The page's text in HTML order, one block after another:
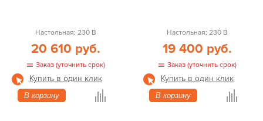
Настольная; 230 В
20 610 руб.
Заказ (уточнить срок)
Купить в один клик
В корзину
Настольная; 230 В
19 400 руб.
Заказ (уточнить срок)
Купить в один клик
В корзину